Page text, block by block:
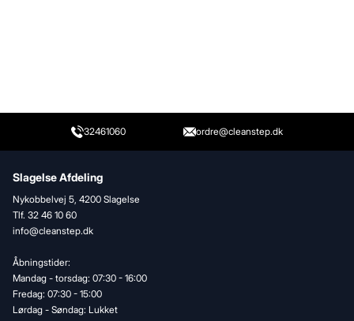
32461060 ordre@cleanstep.dk
Slagelse Afdeling
Nykobbelvej 5, 4200 Slagelse
Tlf. 32 46 10 60
info@cleanstep.dk
Åbningstider:
Mandag - torsdag: 07:30 - 16:00
Fredag: 07:30 - 15:00
Lørdag - Søndag: Lukket